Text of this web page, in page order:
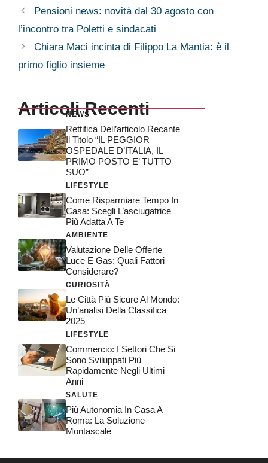
Pensioni news: novità dal 30 agosto con
l’incontro tra Poletti e sindacati
Chiara Maci incinta di Filippo La Mantia: è il
primo figlio insieme
Articoli Recenti
NEWS
Rettifica Dell’articolo Recante
Il Titolo “IL PEGGIOR
OSPEDALE D’ITALIA, IL
PRIMO POSTO E’ TUTTO
SUO”
LIFESTYLE
Come Risparmiare Tempo In
Casa: Scegli L’asciugatrice
Più Adatta A Te
AMBIENTE
Valutazione Delle Offerte
Luce E Gas: Quali Fattori
Considerare?
CURIOSITÀ
Le Città Più Sicure Al Mondo:
Un’analisi Della Classifica
2025
LIFESTYLE
Commercio: I Settori Che Si
Sono Sviluppati Più
Rapidamente Negli Ultimi
Anni
SALUTE
Più Autonomia In Casa A
Roma: La Soluzione
Montascale